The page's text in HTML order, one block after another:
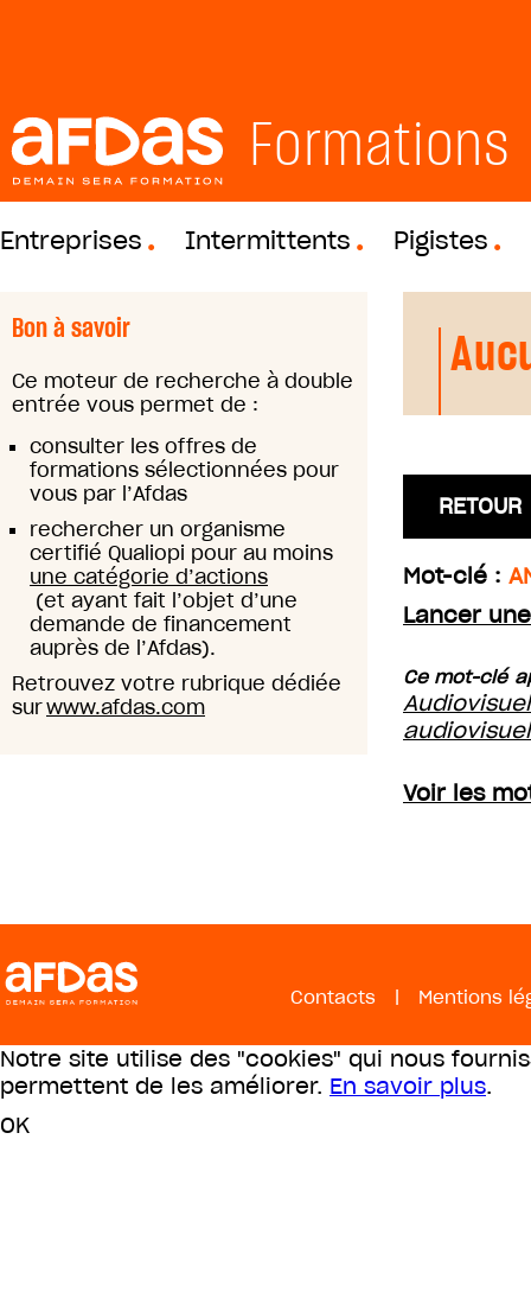
Formations
Entreprises Intermittents Pigistes
Bon à savoir
Ce moteur de recherche à double
entrée vous permet de :
consulter les offres de
formations sélectionnées pour
vous par l’Afdas
rechercher un organisme
certifié Qualiopi pour au moins
une catégorie d’actions
(et ayant fait l’objet d’une
demande de financement
auprès de l’Afdas).
Retrouvez votre rubrique dédiée
surwww.afdas.com
RETOUR
Mot-clé :
Lancer
Ce mot-clé
Voir les
Contacts | Mentions
Notre site utilise des "cookies" qui nous
permettent de les améliorer. En savoir plus.
OK